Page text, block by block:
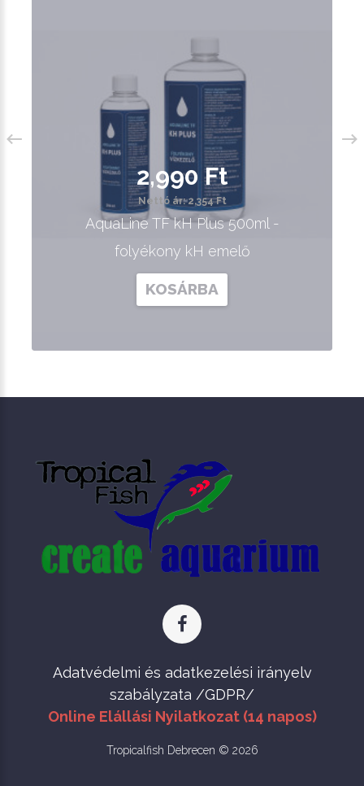
2,990 Ft
Nettó ár: 2,354 Ft
AquaLine TF kH Plus 500ml -
folyékony kH emelő
KOSÁRBA
Adatvédelmi és adatkezelési irányelv
szabályzata /GDPR/
Online Elállási Nyilatkozat (14 napos)
Tropicalfish Debrecen © 2026